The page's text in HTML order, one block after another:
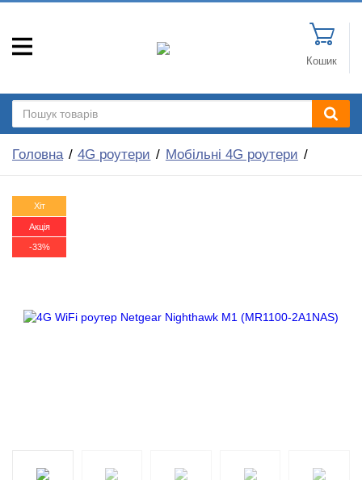
Кошик
Головна 4G роутери Мобільні 4G роутери
Хіт
Акція
-33%